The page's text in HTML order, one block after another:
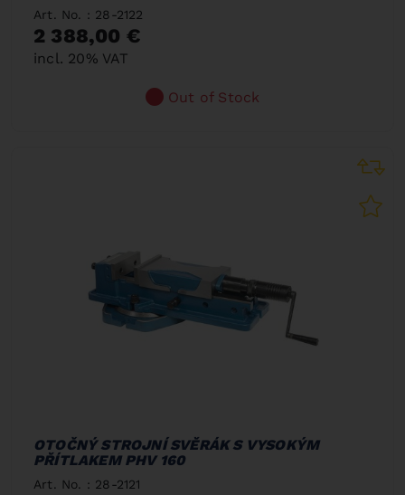
Art. No. : 28-2122
2 388,00 €
incl. 20% VAT
Out of Stock
OTOČNÝ STROJNÍ SVĚRÁK S VYSOKÝM
PŘÍTLAKEM PHV 160
Art. No. : 28-2121